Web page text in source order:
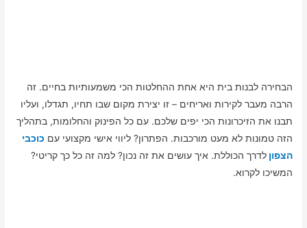
הבחירה לבנות בית היא אחת ההחלטות הכי משמעותיות בחיים. זה
הרבה מעבר לקירות ואריחים – זו יצירת מקום שבו תחיו, תגדלו, ועליו
תבנו את הזיכרונות הכי יפים שלכם. עם כל הפינוק והחלומות, בתהליך
הזה טמונות לא מעט מורכבות. הפתרון? ליווי אישי מקצועי עם כוכבי
הצפון לדרך הכוללת. איך עושים את זה נכון? למה זה כל כך קריטי?
המשיכו לקרוא.